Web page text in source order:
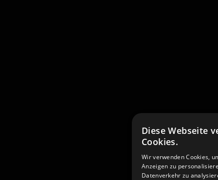
Diese Webseite
Cookies.
Wir verwenden Cookies,
Anzeigen zu
Datenverkehr zu